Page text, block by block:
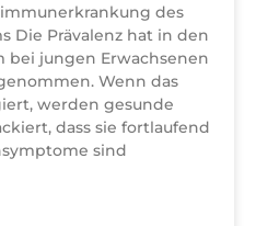
des
Die Prävalenz hat in den
bei jungen Erwachsenen
Wenn das
werden gesunde
dass sie fortlaufend
sind